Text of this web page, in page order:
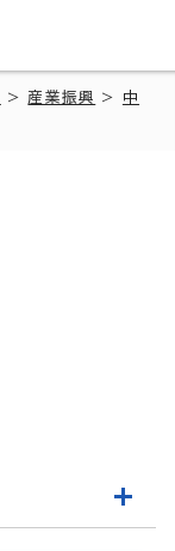
> 産業振興 > 中